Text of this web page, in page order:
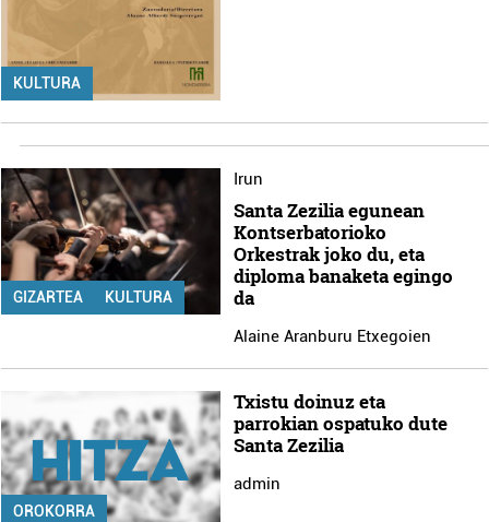
KULTURA
GIZARTEA KULTURA
Irun
Santa Zezilia egunean
Kontserbatorioko
Orkestrak joko du, eta
diploma banaketa egingo
da
Alaine Aranburu Etxegoien
OROKORRA
Txistu doinuz eta
parrokian ospatuko dute
Santa Zezilia
admin